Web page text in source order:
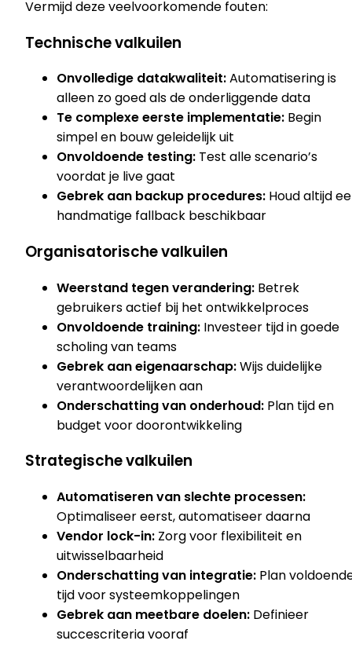
Vermijd deze veelvoorkomende fouten:
Technische valkuilen
Onvolledige datakwaliteit:Automatisering is
alleen zo goed als de onderliggende data
Te complexe eerste implementatie: Begin
simpel en bouw geleidelijk uit
Onvoldoende testing: Test alle scenario’s
voordat je live gaat
Gebrek aan backup procedures: Houd altijd
handmatige fallback beschikbaar
Organisatorische valkuilen
Weerstand tegen verandering: Betrek
gebruikers actief bij het ontwikkelproces
Onvoldoende training: Investeer tijd in goede
scholing van teams
Gebrek aan eigenaarschap:Wijs duidelijke
verantwoordelijken aan
Onderschatting van onderhoud: Plan tijd en
budget voor doorontwikkeling
Strategische valkuilen
Automatiseren van slechte processen:
Optimaliseer eerst, automatiseer daarna
Vendor lock-in: Zorg voor flexibiliteit en
uitwisselbaarheid
Onderschatting van integratie: Plan
tijd voor systeemkoppelingen
Gebrek aan meetbare doelen: Definieer
succescriteria vooraf